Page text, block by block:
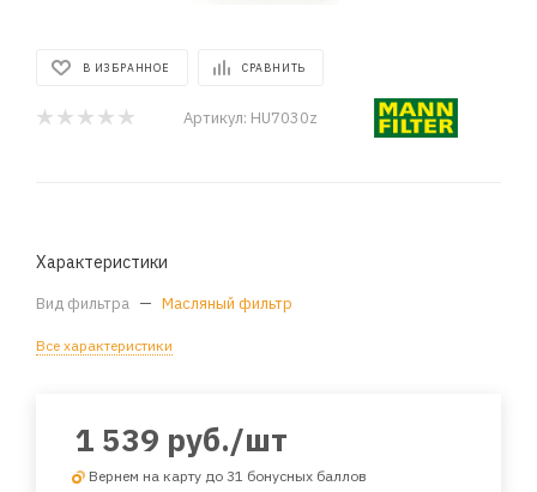
В ИЗБРАННОЕ СРАВНИТЬ
Артикул: HU7030z
Характеристики
Вид фильтра — Масляный фильтр
Все характеристики
1 539 руб./шт
Вернем на карту до 31 бонусных баллов